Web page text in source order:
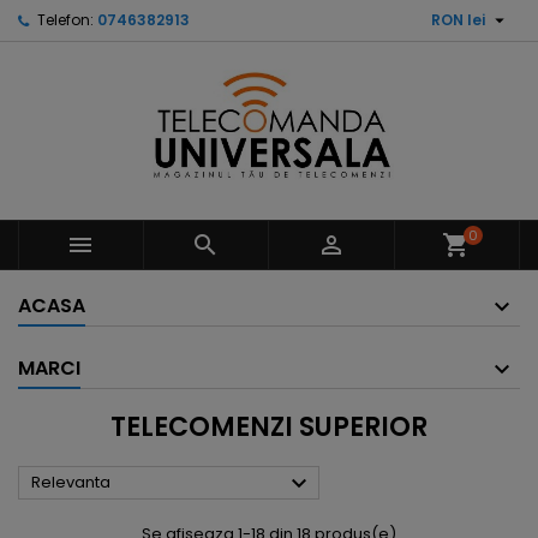
Telefon: 0746382913 RON lei 
   shopping_cart0
ACASA
MARCI
TELECOMENZI SUPERIOR
Relevanta 